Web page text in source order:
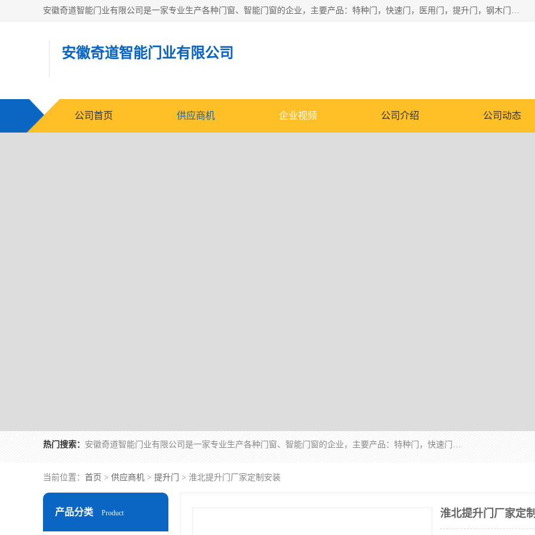
安徽奇道智能门业有限公司是一家专业生产各种门窗、智能门窗的企业，主要产品：特种门，快速门，医用门，提升门，钢木门，智能道闸，钢大门，平移门，卷帘门，保温门，钢制自由门，防火门等，欢迎前来咨询采购。
安徽奇道智能门业有限公司
公司首页 供应商机 企业视频 公司介绍 公司动态
热门搜索： 安徽奇道智能门业有限公司是一家专业生产各种门窗、智能门窗的企业，主要产品：特种门，快速门，医用门，提升门，钢木门，智能道闸，钢大门，平移门，卷帘门，保温门，钢制自由门，防火门等，欢迎前来咨询采购。
当前位置： 首页 > 供应商机 > 提升门 > 淮北提升门厂家定制安装
产品分类 Product 淮北提升门厂家定